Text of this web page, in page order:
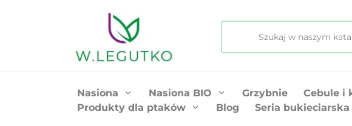
Nasiona Nasiona BIO Grzybnie Cebule i
Produkty dla ptaków
Blog Seria bukieciarska